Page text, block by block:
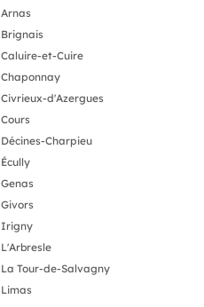
Arnas
Brignais
Caluire-et-Cuire
Chaponnay
Civrieux-d'Azergues
Cours
Décines-Charpieu
Écully
Genas
Givors
Irigny
L'Arbresle
La Tour-de-Salvagny
Limas